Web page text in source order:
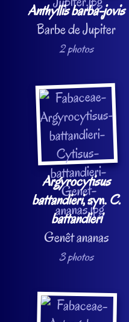
Anthyllis barba-jovis
Barbe de Jupiter
2 photos
Argyrocytisus
battandieri, syn.C.
battandieri
Genêt ananas
3 photos